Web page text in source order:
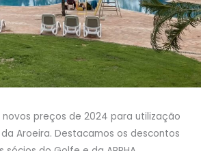
preços de 2024 para utilização
Aroeira. Destacamos os descontos